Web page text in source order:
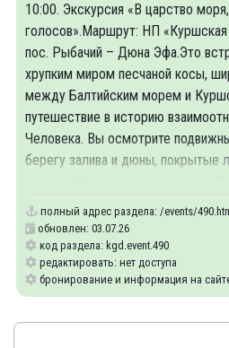
10:00. Экскурсия «В царство
голосов».Маршрут: НП
пос. Рыбачий – Дюна Эфа.Это
хрупким миром песчаной косы,
между Балтийским морем и
путешествие в историю
Человека. Вы осмотрите
берегу залива и дюны, покрытые
полный адрес раздела: /events/
обновлен: 03.07.26
код раздела: kgd.event.490
редактировать: нет доступа
бронирование и информация на